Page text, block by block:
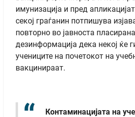
имунизација и пред
секој граѓанин потпишува
повторно во јавноста
дезинформација дека некој ќе
учениците на почетокот на
вакцинираат.
Контаминацијата на